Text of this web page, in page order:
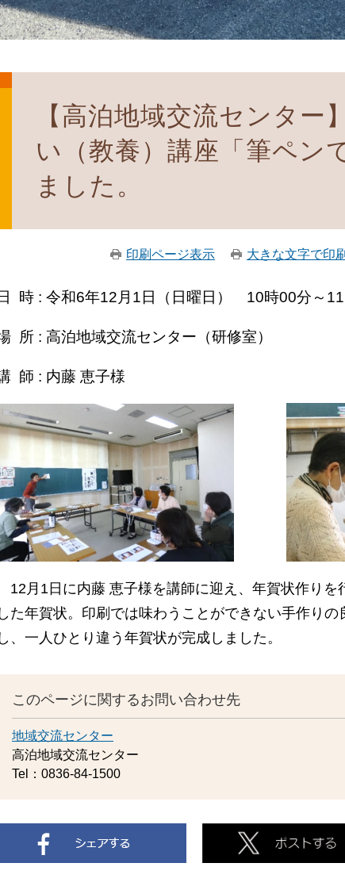
【高泊地域交流センタ
い（教養）講座「筆ペン
ました。
印刷ページ表示 大きな文字で印
時 : 令和6年12月1日（日曜日） 10時00分～
所 : 高泊地域交流センター（研修室）
師 : 内藤 恵子様
12月1日に内藤 恵子様を講師に迎え、年賀状作りを
した年賀状。印刷では味わうことができない手作り
し、一人ひとり違う年賀状が完成しました。
このページに関するお問い合わせ先
地域交流センター
高泊地域交流センター
Tel：0836-84-1500